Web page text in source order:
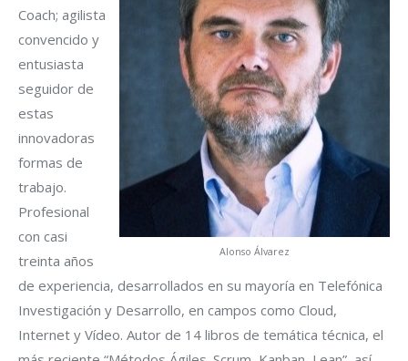
Alonso Álvarez
Coach; agilista
convencido y
entusiasta
seguidor de
estas
innovadoras
formas de
trabajo.
Profesional
con casi
treinta años
de experiencia, desarrollados en su mayoría en Telefónica
Investigación y Desarrollo, en campos como Cloud,
Internet y Vídeo. Autor de 14 libros de temática técnica, el